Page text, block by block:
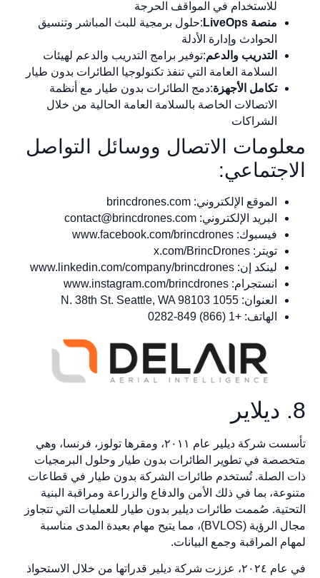
للاستخدام في المواقف الحرجة
منصة LiveOps
:حلول برمجية للبث المباشر وتنسيق
الحوادث وإدارة الأدلة
التدريب والدعم:توفير برامج التدريب والدعم لهيئات
السلامة العامة التي تنفذ تكنولوجيا الطائرات بدون طيار
تكامل الأجهزة:دمج الطائرات بدون طيار مع أنظمة
الاتصالات الخاصة بالسلامة العامة الحالية من خلال
الشراكات
معلومات الاتصال ووسائل التواصل
الاجتماعي:
الموقع الإلكتروني: brincdrones.com
البريد الإلكتروني: contact@brincdrones.com
فيسبوك: www.facebook.com/brincdrones
تويتر: x.com/BrincDrones
لينكد إن: www.linkedin.com/company/brincdrones
انستجرام: www.instagram.com/brincdrones
العنوان: 1055 N. 38th St. Seattle, WA 98103
الهاتف: +1 (866) 849-0282
8. ديلاير
تأسست شركة ديلير عام ٢٠١١، ومقرها تولوز، فرنسا، وهي
متخصصة في تطوير الطائرات بدون طيار وحلول البرمجيات
ذات الصلة. تُستخدم طائرات الشركة بدون طيار في قطاعات
متنوعة، بما في ذلك الأمن والدفاع والزراعة ومراقبة البنية
التحتية. صُممت طائرات ديلير بدون طيار للعمليات التي تتجاوز
مجال الرؤية (BVLOS)، مما يتيح مهام بعيدة المدى مناسبة
لمهام المراقبة وجمع البيانات.
في عام ٢٠٢٤، عززت شركة ديلير قدراتها من خلال الاستحواذ